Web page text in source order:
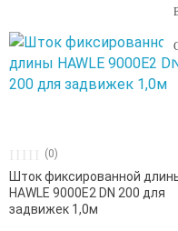
(0)
Шток фиксированной
HAWLE 9000Е2 DN 200 для
задвижек 1,0м